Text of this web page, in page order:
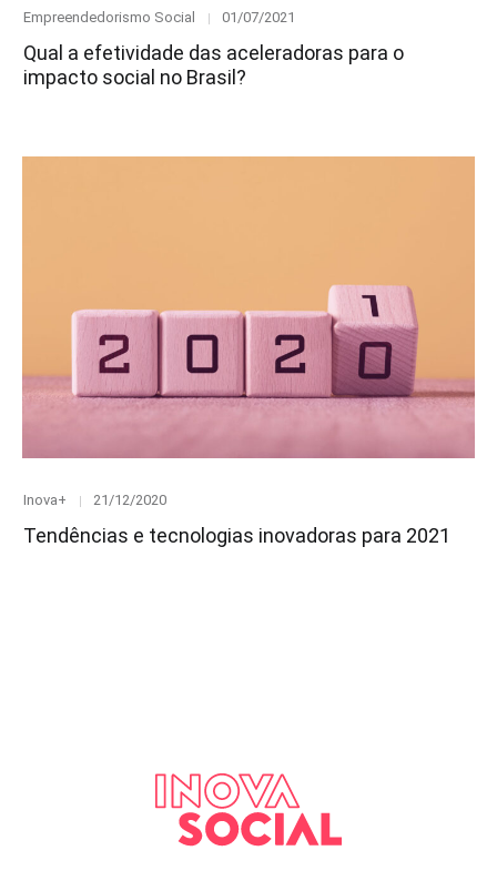
Category
Empreendedorismo Social
Posted
01/07/2021
Qual a efetividade das aceleradoras para o
impacto social no Brasil?
Category
Inova+
Posted
21/12/2020
Tendências e tecnologias inovadoras para 2021